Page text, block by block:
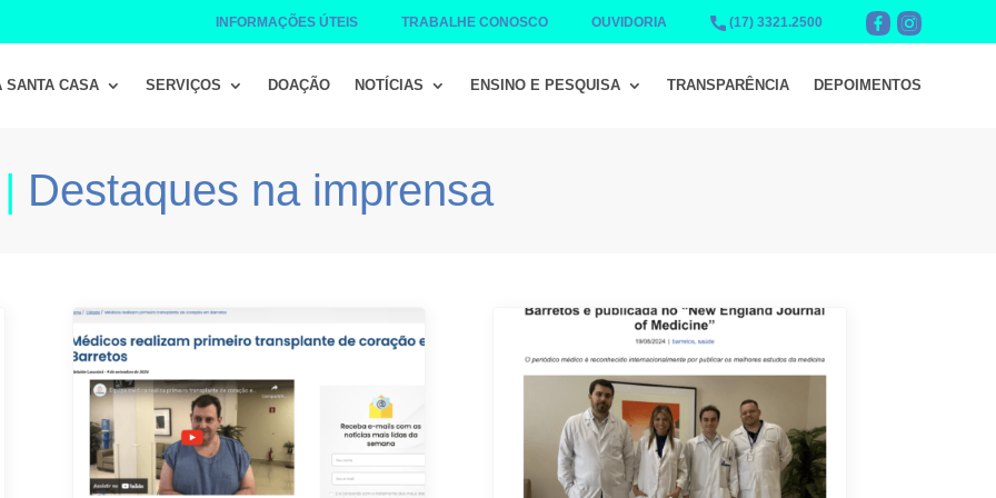
INFORMAÇÕES ÚTEIS TRABALHE CONOSCO OUVIDORIA (17) 3321.2500
SANTA CASA SERVIÇOS DOAÇÃO NOTÍCIAS ENSINO E PESQUISA TRANSPARÊNCIA DEPOIMENTOS
| Destaques na imprensa